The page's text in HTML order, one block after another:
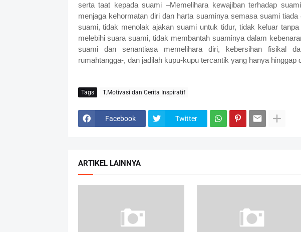
serta taat kepada suami –Memelihara kewajiban terhadap
menjaga kehormatan diri dan harta suaminya semasa suami
suami, tidak menolak ajakan suami untuk tidur, tidak keluar
melebihi suara suami, tidak membantah suaminya dalam
suami dan senantiasa memelihara diri, kebersihan fisikal
rumahtangga-, dan jadilah kupu-kupu tercantik yang hanya
Tags T.Motivasi dan Cerita Inspiratif
Facebook Twitter
ARTIKEL LAINNYA